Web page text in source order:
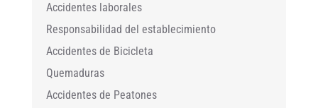
Accidentes laborales
Responsabilidad del establecimiento
Accidentes de Bicicleta
Quemaduras
Accidentes de Peatones